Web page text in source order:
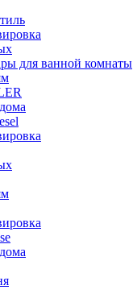
для ванной комнаты